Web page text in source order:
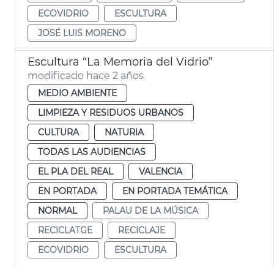
ECOVIDRIO
ESCULTURA
JOSÉ LUIS MORENO
Escultura “La Memoria del Vidrio”
modificado hace 2 años
MEDIO AMBIENTE
LIMPIEZA Y RESIDUOS URBANOS
CULTURA
NATURIA
TODAS LAS AUDIENCIAS
EL PLA DEL REAL
VALENCIA
EN PORTADA
EN PORTADA TEMÁTICA
NORMAL
PALAU DE LA MÚSICA
RECICLATGE
RECICLAJE
ECOVIDRIO
ESCULTURA